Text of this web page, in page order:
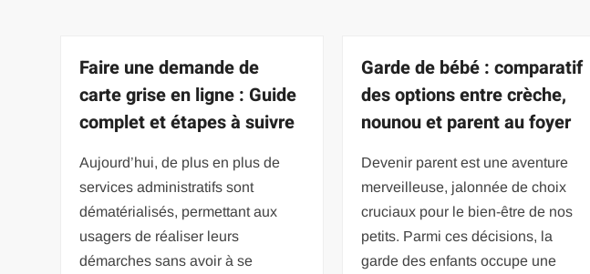
Faire une demande de
carte grise en ligne : Guide
complet et étapes à suivre
Aujourd’hui, de plus en plus de
services administratifs sont
dématérialisés, permettant aux
usagers de réaliser leurs
démarches sans avoir à se
Garde de bébé : comparatif
des options entre crèche,
nounou et parent au foyer
Devenir parent est une aventure
merveilleuse, jalonnée de choix
cruciaux pour le bien-être de nos
petits. Parmi ces décisions, la
garde des enfants occupe une